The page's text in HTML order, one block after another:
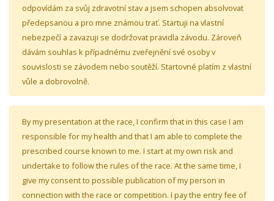
odpovídám za svůj zdravotní stav a jsem schopen absolvovat
předepsanou a pro mne známou trať. Startuji na vlastní
nebezpečí a zavazuji se dodržovat pravidla závodu. Zároveň
dávám souhlas k případnému zveřejnění své osoby v
souvislosti se závodem nebo soutěží. Startovné platím z vlastní
vůle a dobrovolně.
By my presentation at the race, I confirm that in this case I am
responsible for my health and that I am able to complete the
prescribed course known to me. I start at my own risk and
undertake to follow the rules of the race. At the same time, I
give my consent to possible publication of my person in
connection with the race or competition. I pay the entry fee of